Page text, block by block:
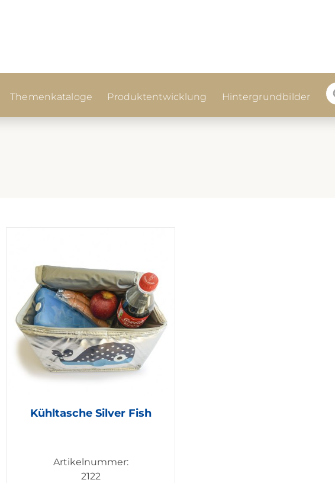
Themenkataloge Produktentwicklung Hintergrundbilder
Kühltasche Silver Fish
Artikelnummer:
2122